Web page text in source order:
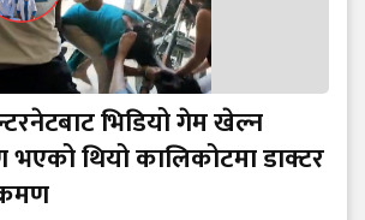
भिडियो गेम खेल्न
थियो कालिकोटमा डाक्टर